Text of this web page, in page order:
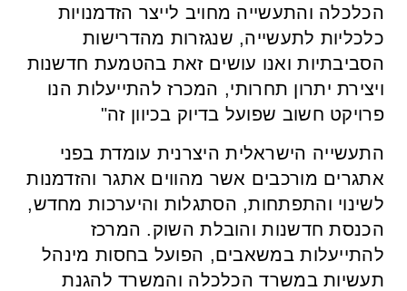
הכלכלה והתעשייה מחויב לייצר הזדמנויות
כלכליות לתעשייה, שנגזרות מהדרישות
הסביבתיות ואנו עושים זאת בהטמעת חדשנות
ויצירת יתרון תחרותי, המכרז להתייעלות הנו
פרויקט חשוב שפועל בדיוק בכיוון זה"
התעשייה הישראלית היצרנית עומדת בפני
אתגרים מורכבים אשר מהווים אתגר והזדמנות
לשינוי והתפתחות, הסתגלות והיערכות מחדש,
הכנסת חדשנות והובלת השוק. המרכז
להתייעלות במשאבים, הפועל בחסות מינהל
תעשיות במשרד הכלכלה והמשרד להגנת